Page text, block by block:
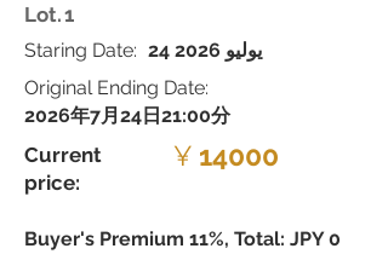
Lot.1
Staring Date:
24 يوليو 2026
Original Ending Date:
2026年7月24日21:00分
Current
price:
¥ 14000
Buyer's Premium 11%, Total: JPY 0